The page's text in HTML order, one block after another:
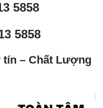
5858
5858
tín – Chất Lượng